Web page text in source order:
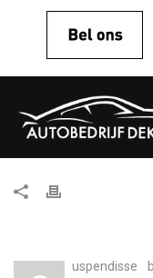
uspendisse